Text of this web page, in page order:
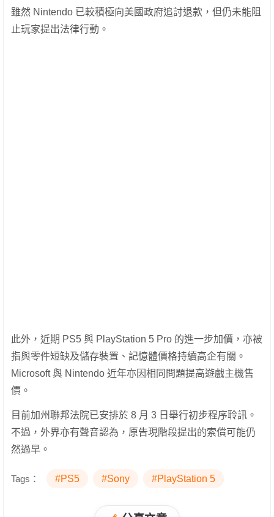
雖然 Nintendo 已較積極向美國政府追討退款，但仍未能阻
止玩家提出法律行動。
此外，近期 PS5 與 PlayStation 5 Pro 的進一步加價，亦被
指與零件短缺及儲存裝置、記憶體價格持續高企有關。
Microsoft 與 Nintendo 近年亦因相同問題提高遊戲主機售
價。
目前加州聯邦法院已安排於 8 月 3 日舉行初步程序聆訊。
不過，外界亦有聲音認為，原告現階段提出的索償可能仍
然過早。
Tags： #PS5 #Sony #PlayStation 5